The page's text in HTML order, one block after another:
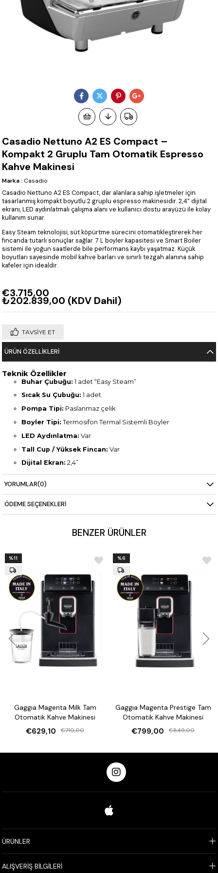
Casadio Nettuno A2 ES Compact –
Kompakt 2 Gruplu Tam Otomatik Espresso
Kahve Makinesi
Marka : Casadio
Casadio Nettuno A2 ES Compact, dar alanlara sahip işletmeler için
tasarlanmış kompakt boyutlu 2 gruplu espresso makinesidir. 2,4” dijital
ekranı, LED aydınlatmalı çalışma alanı ve kullanıcı dostu arayüzü ile kolay
kullanım sunar.
Easy Steam teknolojisi, süt köpürtme sürecini otomatikleştirerek her
fincanda tutarlı sonuçlar sağlar. 7 L boyler kapasitesi ve Smart Boiler
sistemi ile yoğun saatlerde bile performans kaybı yaşatmaz. Küçük
boyutları sayesinde mobil kahve barları ve sınırlı tezgah alanına sahip
kafeler için idealdir.
€3.715,00
₺202.839,00 (KDV Dahil)
TAVSIYE ET
ÜRÜN ÖZELLIKLERI
Teknik Özellikler
Buhar Çubuğu: 1 adet “Easy Steam”
Sıcak Su Çubuğu: 1 adet
Pompa Tipi: Paslanmaz çelik
Boyler Tipi: Termosifon Termal Sistemli Boyler
LED Aydınlatma: Var
Tall Cup / Yüksek Fincan: Var
Dijital Ekran: 2,4”
Boyler Kapasitesi:7 L
Güç:2,8 – 3,3 kW
Ölçüler (mm):570 × 523 × 527
47 kg
YORUMLAR(0)
ÖDEME SEÇENEKLERI
BENZER ÜRÜNLER
Gaggıa Magenta Milk Tam
Otomatik Kahve Makinesi
€629,10 €710,00
%11
Gaggıa Magenta Prestige Tam
Otomatik Kahve Makinesi
€799,00 €849,00
%6
ÜRÜNLER
ALIŞVERİŞ BİLGİLERİ